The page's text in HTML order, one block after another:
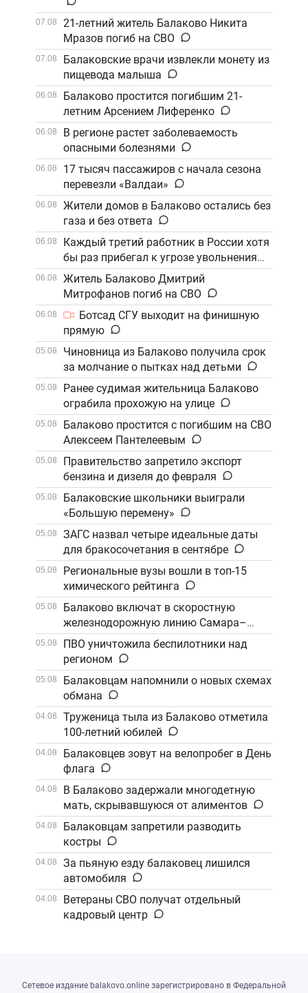
07.08
21-летний житель Балаково Никита
Мразов погиб на СВО
07.08
Балаковские врачи извлекли монету из
пищевода малыша
06.08
Балаково простится погибшим 21-
летним Арсением Лиференко
06.08
В регионе растет заболеваемость
опасными болезнями
06.08
17 тысяч пассажиров с начала сезона
перевезли «Валдаи»
06.08
Жители домов в Балаково остались без
газа и без ответа
06.08
Каждый третий работник в России хотя
бы раз прибегал к угрозе увольнения
06.08
Житель Балаково Дмитрий
Митрофанов погиб на СВО
06.08
Ботсад СГУ выходит на финишную
прямую
05.08
Чиновница из Балаково получила срок
за молчание о пытках над детьми
05.08
Ранее судимая жительница Балаково
ограбила прохожую на улице
05.08
Балаково простится с погибшим на СВО
Алексеем Пантелеевым
05.08
Правительство запретило экспорт
бензина и дизеля до февраля
05.08
Балаковские школьники выиграли
«Большую перемену»
05.08
ЗАГС назвал четыре идеальные даты
для бракосочетания в сентябре
05.08
Региональные вузы вошли в топ-15
химического рейтинга
05.08
Балаково включат в скоростную
железнодорожную линию Самара–
Саратов
05.08
ПВО уничтожила беспилотники над
регионом
05.08
Балаковцам напомнили о новых схемах
обмана
04.08
Труженица тыла из Балаково отметила
100-летний юбилей
04.08
Балаковцев зовут на велопробег в День
флага
04.08
В Балаково задержали многодетную
мать, скрывавшуюся от алиментов
04.08
Балаковцам запретили разводить
костры
04.08
За пьяную езду балаковец лишился
автомобиля
04.08
Ветераны СВО получат отдельный
кадровый центр
Сетевое издание balakovo.online зарегистрировано в Федеральной